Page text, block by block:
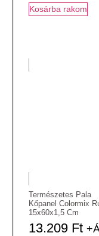
Kosárba rakom
Természetes Pala
Kőpanel Colormix
15x60x1,5 Cm
13.209 Ft